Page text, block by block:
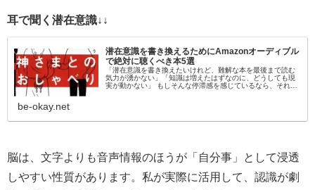
耳で聞く潜在意識↓↓
潜在意識を書き換えるためにAmazonオーディブル
で絶対に聴くべき本5選
「潜在意識を書き換えたいけれど、難解な本を最後まで読む
気力が湧かない」「知識は増えたはずなのに、どうしても現
実が動かない」 もしそんな停滞感を感じているなら、それは
be-okay.net
脳は、文字よりも音声情報のほうが「自分事」として浸透
しやすい性質があります。私が実際に活用して、認識が劇